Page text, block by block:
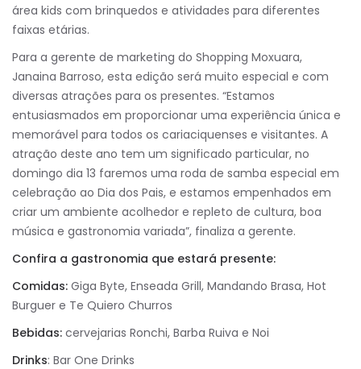
área kids com brinquedos e atividades para diferentes
faixas etárias.
Para a gerente de marketing do Shopping Moxuara,
Janaina Barroso, esta edição será muito especial e com
diversas atrações para os presentes. “Estamos
entusiasmados em proporcionar uma experiência única e
memorável para todos os cariaciquenses e visitantes. A
atração deste ano tem um significado particular, no
domingo dia 13 faremos uma roda de samba especial em
celebração ao Dia dos Pais, e estamos empenhados em
criar um ambiente acolhedor e repleto de cultura, boa
música e gastronomia variada”, finaliza a gerente.
Confira a gastronomia que estará presente:
Comidas: Giga Byte, Enseada Grill, Mandando Brasa, Hot
Burguer e Te Quiero Churros
Bebidas: cervejarias Ronchi, Barba Ruiva e Noi
Drinks: Bar One Drinks